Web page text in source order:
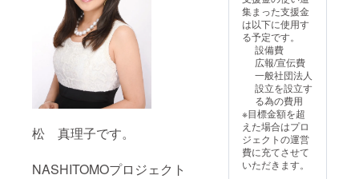
松 真理子です。
NASHITOMOプロジェクト
詳細はメールで
連絡します。
集まった支援金
は以下に使用す
る予定です。
設備費
広報/宣伝費
一般社団法人
設立を設立す
る為の費用
※目標金額を超
えた場合はプロ
ジェクトの運営
費に充てさせて
いただきます。